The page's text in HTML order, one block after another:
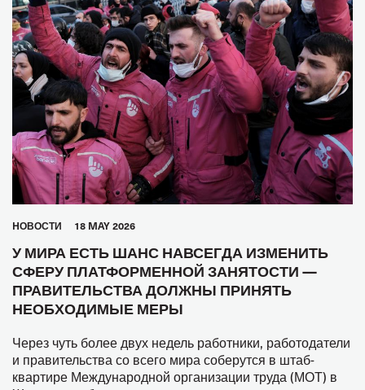
HОВОСТИ 18 MAY 2026
У МИРА ЕСТЬ ШАНС НАВСЕГДА ИЗМЕНИТЬ
СФЕРУ ПЛАТФОРМЕННОЙ ЗАНЯТОСТИ —
ПРАВИТЕЛЬСТВА ДОЛЖНЫ ПРИНЯТЬ
НЕОБХОДИМЫЕ МЕРЫ
Через чуть более двух недель работники, работодатели
и правительства со всего мира соберутся в штаб-
квартире Международной организации труда (МОТ) в